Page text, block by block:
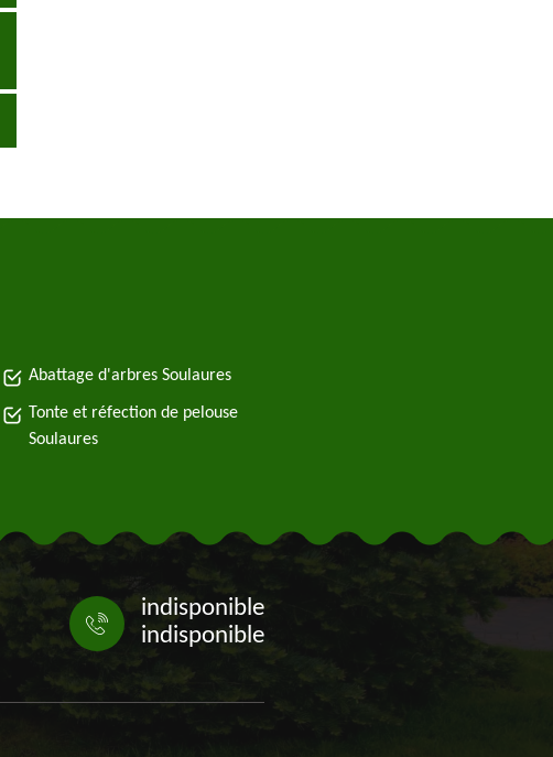
Abattage d'arbres Soulaures
Tonte et réfection de pelouse
Soulaures
indisponible
indisponible